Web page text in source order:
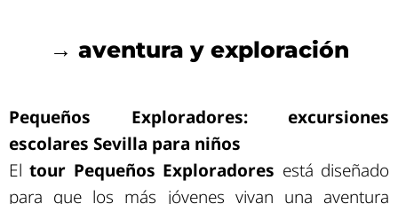
→ aventura y exploración
Pequeños Exploradores: excursiones
escolares Sevilla para niños
Eltour Pequeños Exploradores está diseñado
para que los más jóvenes vivan una aventura